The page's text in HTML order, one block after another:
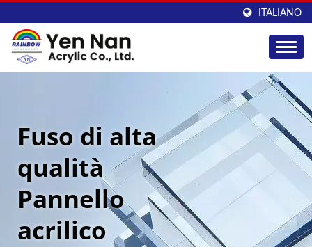
ITALIANO
Fuso di alta
qualità
Pannello
acrilico